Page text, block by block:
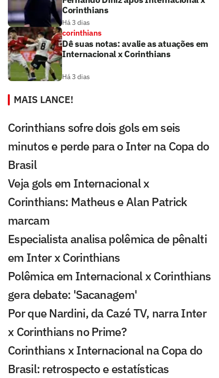
Corinthians
Há 3 dias
corinthians
Dê suas notas: avalie as atuações em
Internacional x Corinthians
Há 3 dias
MAIS LANCE!
Corinthians sofre dois gols em seis
minutos e perde para o Inter na Copa do
Brasil
Veja gols em Internacional x
Corinthians: Matheus e Alan Patrick
marcam
Especialista analisa polêmica de pênalti
em Inter x Corinthians
Polêmica em Internacional x Corinthians
gera debate: 'Sacanagem'
Por que Nardini, da Cazé TV, narra Inter
x Corinthians no Prime?
Corinthians x Internacional na Copa do
Brasil: retrospecto e estatísticas